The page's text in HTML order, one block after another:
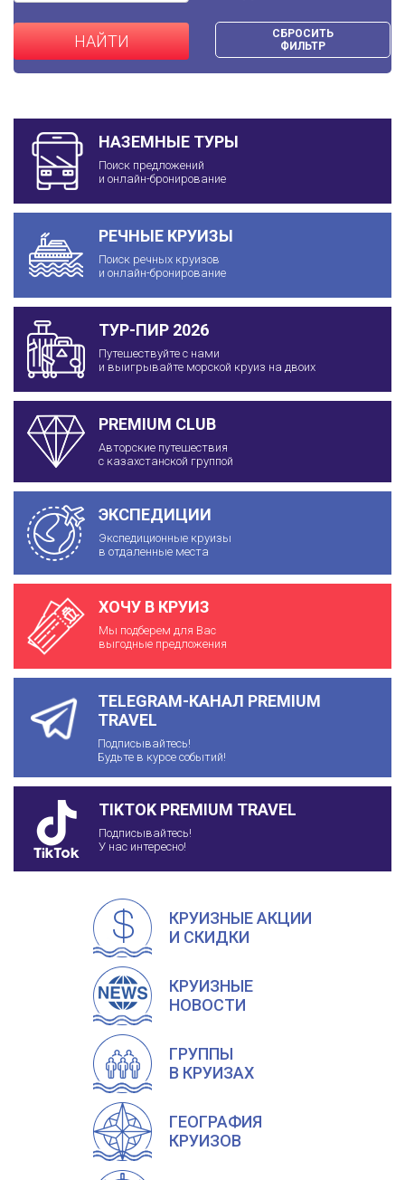
НАЙТИ
СБРОСИТЬ
ФИЛЬТР
НАЗЕМНЫЕ ТУРЫ
Поиск предложений
и онлайн-бронирование
РЕЧНЫЕ КРУИЗЫ
Поиск речных круизов
и онлайн-бронирование
ТУР-ПИР 2026
Путешествуйте с нами
и выигрывайте морской круиз на двоих
PREMIUM CLUB
Авторские путешествия
с казахстанской группой
ЭКСПЕДИЦИИ
Экспедиционные круизы
в отдаленные места
ХОЧУ В КРУИЗ
Мы подберем для Вас
выгодные предложения
TELEGRAM-КАНАЛ PREMIUM
TRAVEL
Подписывайтесь!
Будьте в курсе событий!
TIKTOK PREMIUM TRAVEL
Подписывайтесь!
У нас интересно!
КРУИЗНЫЕ АКЦИИ
И СКИДКИ
КРУИЗНЫЕ
НОВОСТИ
ГРУППЫ
В КРУИЗАХ
ГЕОГРАФИЯ
КРУИЗОВ